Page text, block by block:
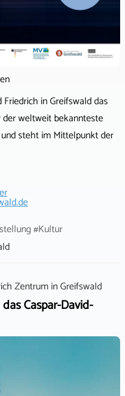
Friedrich in Greifswald das
weltweit bekannteste
steht im Mittelpunkt der
#Kultur
ZentruminGreifswald
Caspar-David-